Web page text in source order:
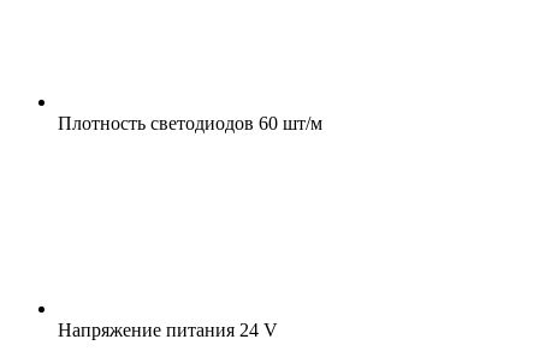
Плотность светодиодов 60 шт/м
Напряжение питания 24 V